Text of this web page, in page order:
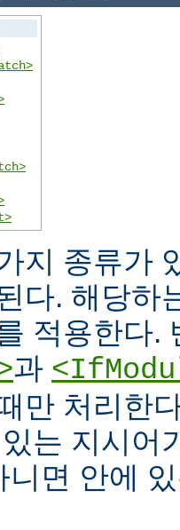
지 종류가
다. 해당하
적용한다.
과
만 처리한
는 지시어
니면 안에